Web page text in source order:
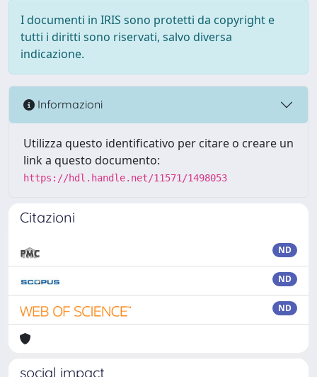
I documenti in IRIS sono protetti da copyright e
tutti i diritti sono riservati, salvo diversa
indicazione.
Informazioni
Utilizza questo identificativo per citare o creare un
link a questo documento:
https://hdl.handle.net/11571/1498053
Citazioni
ND
ND
ND
social impact